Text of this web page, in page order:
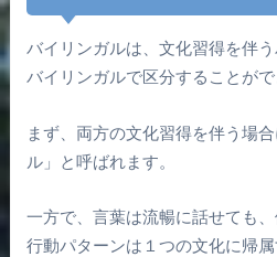
バイリンガルは、文化習得を伴
バイリンガルで区分することがで
まず、両方の文化習得を伴う場
ル」と呼ばれます。
一方で、言葉は流暢に話せても、
行動パターンは１つの文化に帰